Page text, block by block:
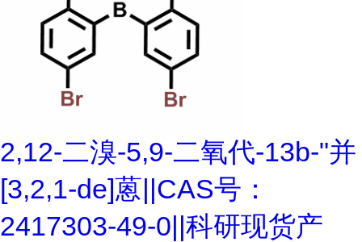
2,12-二溴-5,9-二氧代-13b-"并
[3,2,1-de]蒽||CAS号：
2417303-49-0||科研现货产